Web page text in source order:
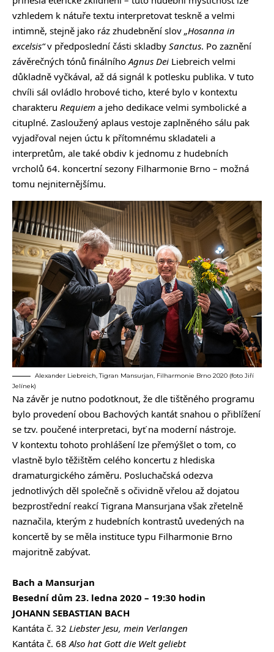
vzhledem k nátuře textu interpretovat teskně a velmi
intimně, stejně jako ráz zhudebnění slov „Hosanna in
excelsis“v předposlední části skladby Sanctus. Po zaznění
závěrečných tónů finálníhoAgnus Dei Liebreich velmi
důkladně vyčkával, až dá signál k potlesku publika. V tuto
chvíli sál ovládlo hrobové ticho, které bylo v kontextu
charakteru Requiem a jeho dedikace velmi symbolické a
cituplné. Zasloužený aplaus vestoje zaplněného sálu pak
vyjadřoval nejen úctu k přítomnému skladateli a
interpretům, ale také obdiv k jednomu z hudebních
vrcholů 64. koncertní sezony Filharmonie Brno – možná
tomu nejniternějšímu.
Alexander Liebreich, Tigran Mansurjan, Filharmonie Brno 2020 (foto Jiří
Jelínek)
Na závěr je nutno podotknout, že dle tištěného programu
bylo provedení obou Bachových kantát snahou o přiblížení
se tzv. poučené interpretaci, byť na moderní nástroje.
V kontextu tohoto prohlášení lze přemýšlet o tom, co
vlastně bylo těžištěm celého koncertu z hlediska
dramaturgického záměru. Posluchačská odezva
jednotlivých děl společně s očividně vřelou až dojatou
bezprostřední reakcí Tigrana Mansurjana však zřetelně
naznačila, kterým z hudebních kontrastů uvedených na
koncertě by se měla instituce typu Filharmonie Brno
majoritně zabývat.
Bach a Mansurjan
Besední dům 23. ledna 2020 – 19:30 hodin
JOHANN SEBASTIAN BACH
Kantáta č. 32 Liebster Jesu, mein Verlangen
Kantáta č. 68Also hat Gott die Welt geliebt